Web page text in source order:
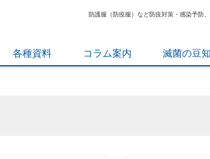
防護服（防疫服）など防疫対策・感染予防
各種資料 コラム案内 滅菌の豆